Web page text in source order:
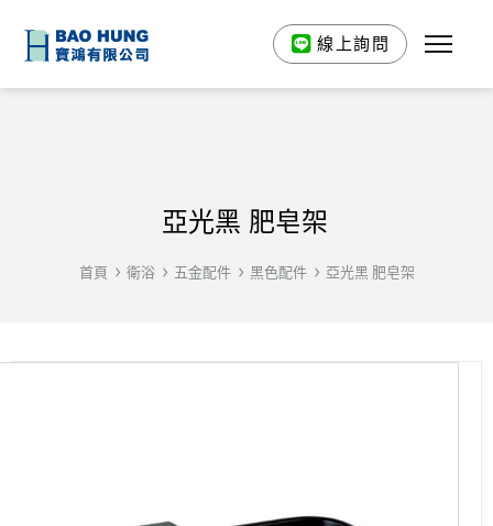
線上詢問
亞光黑 肥皂架
首頁 衛浴 五金配件 黑色配件 亞光黑 肥皂架